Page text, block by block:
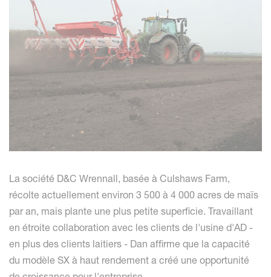
La société D&C Wrennall, basée à Culshaws Farm,
récolte actuellement environ 3 500 à 4 000 acres de maïs
par an, mais plante une plus petite superficie. Travaillant
en étroite collaboration avec les clients de l'usine d'AD -
en plus des clients laitiers - Dan affirme que la capacité
du modèle SX à haut rendement a créé une opportunité